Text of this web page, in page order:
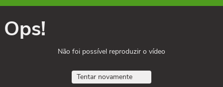
Ops!
Não foi possível reproduzir o vídeo
Tentar novamente